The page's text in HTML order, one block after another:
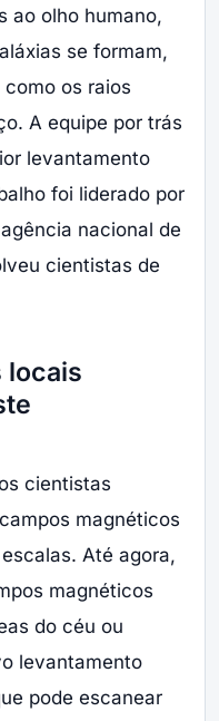
ao olho humano,
se formam,
os raios
A equipe por trás
levantamento
foi liderado por
nacional de
cientistas de
locais
cientistas
magnéticos
Até agora,
magnéticos
do céu ou
levantamento
pode escanear